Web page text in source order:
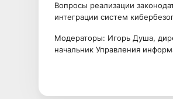
Вопросы реализации
интеграции систем
Модераторы: Игорь Душа,
начальник Управления